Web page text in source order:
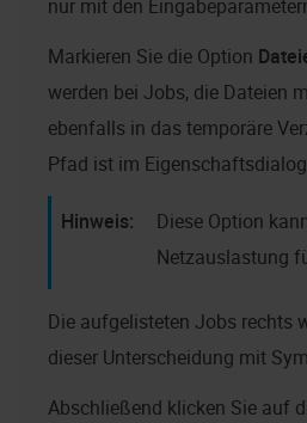
nur mit den
Markieren Sie die Option
werden bei Jobs, die Dateien
ebenfalls in das temporäre
Pfad ist im
Diese Option
Netzauslastung
Die aufgelisteten Jobs rechts
dieser Unterscheidung mit
Abschließend klicken Sie auf